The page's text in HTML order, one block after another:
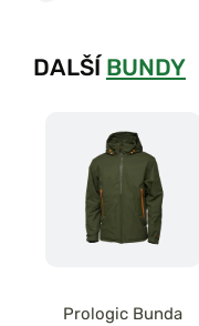
DALŠÍ BUNDY
Prologic Bunda